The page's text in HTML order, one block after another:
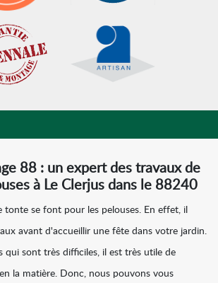
88 : un expert des travaux de
à Le Clerjus dans le 88240
tonte se font pour les pelouses. En effet, il
avant d'accueillir une fête dans votre jardin.
qui sont très difficiles, il est très utile de
la matière. Donc, nous pouvons vous